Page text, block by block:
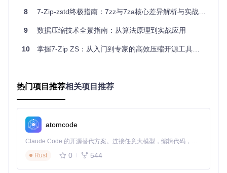
git clone
运行编译脚本：
cd
8 7-Zip-zstd终极指南：7zz与7za核心差异解析与实战应用
9 数据压缩技术全景指南：从算法原理到实战应用
10 掌握7-Zip ZS：从入门到专家的高效压缩开源工具实战指南
热门项目推荐相关项目推荐
atomcode
Claude Code 的开源替代方案。连接任意大模型，编辑代码，运行命令，自动验证 — 全自动执行。用 Rust 构建，极致性能。 ｜ An open-source alternative to Claude Code. Connect any LLM, edit code, run commands, and verify changes — autonomously. Built in Rust for speed. Get Started
Rust
0 544